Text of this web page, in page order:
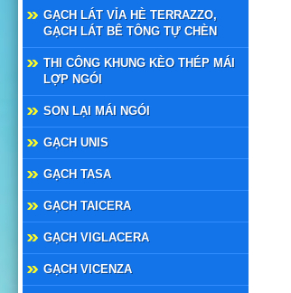
GẠCH LÁT VỈA HÈ TERRAZZO,
GẠCH LÁT BÊ TÔNG TỰ CHÈN
THI CÔNG KHUNG KÈO THÉP MÁI
LỢP NGÓI
SON LẠI MÁI NGÓI
GẠCH UNIS
GẠCH TASA
GẠCH TAICERA
GẠCH VIGLACERA
GẠCH VICENZA